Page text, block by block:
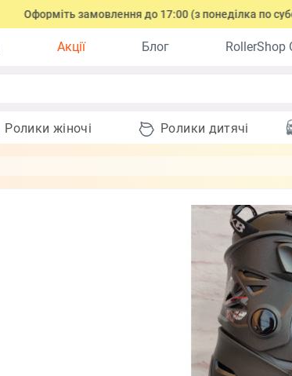
Оформіть замовлення до 17:00 (з понеділка по
Акції Блог RollerShop
Ролики жіночі Ролики дитячі